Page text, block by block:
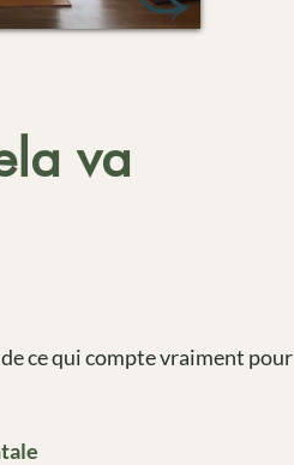
va
ce qui compte vraiment pour